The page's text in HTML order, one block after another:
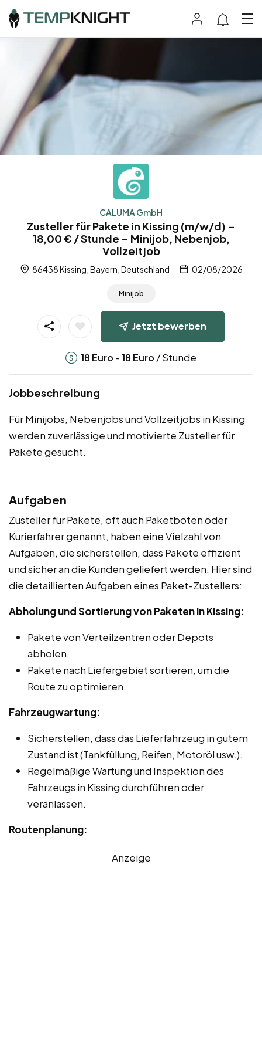
CALUMA GmbH
Zusteller für Pakete in Kissing (m/w/d) –
18,00 € / Stunde – Minijob, Nebenjob,
Vollzeitjob
86438 Kissing, Bayern, Deutschland 02/08/2026
Minijob
Jetzt bewerben
18 Euro -18 Euro / Stunde
Jobbeschreibung
Für Minijobs, Nebenjobs und Vollzeitjobs in Kissing
werden zuverlässige und motivierte Zusteller für
Pakete gesucht.
Aufgaben
Zusteller für Pakete, oft auch Paketboten oder
Kurierfahrer genannt, haben eine Vielzahl von
Aufgaben, die sicherstellen, dass Pakete effizient
und sicher an die Kunden geliefert werden. Hier sind
die detaillierten Aufgaben eines Paket-Zustellers:
Abholung und Sortierung von Paketen in Kissing:
Pakete von Verteilzentren oder Depots
abholen.
Pakete nach Liefergebiet sortieren, um die
Route zu optimieren.
Fahrzeugwartung:
Sicherstellen, dass das Lieferfahrzeug in gutem
Zustand ist (Tankfüllung, Reifen, Motoröl usw.).
Regelmäßige Wartung und Inspektion des
Fahrzeugs in Kissing durchführen oder
veranlassen.
Routenplanung:
Anzeige